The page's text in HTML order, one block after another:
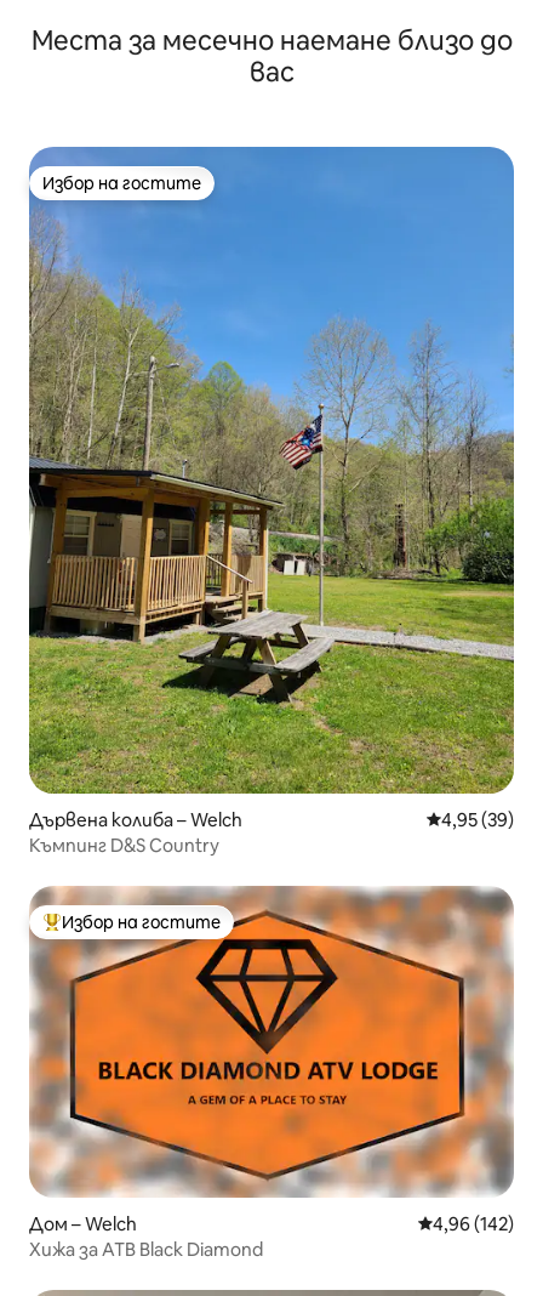
Места за месечно наемане близо до
вас
Избор на гостите
Избор на гостите
Дървена колиба – Welch Средна
4,95 (39)
Къмпинг D&S Country
Най-популярен избор на гостите
Избор на гостите
Дом – Welch Средна
4,96 (142)
Хижа за АТВ Black Diamond